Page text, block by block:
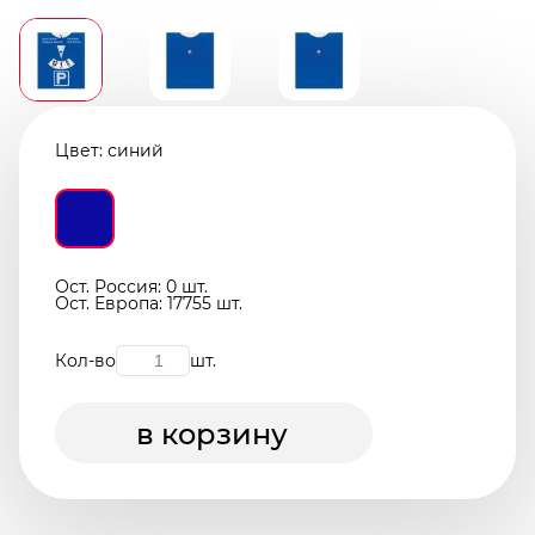
Цвет: синий
Ост. Россия: 0 шт.
Ост. Европа: 17755 шт.
Кол-во шт.
в корзину